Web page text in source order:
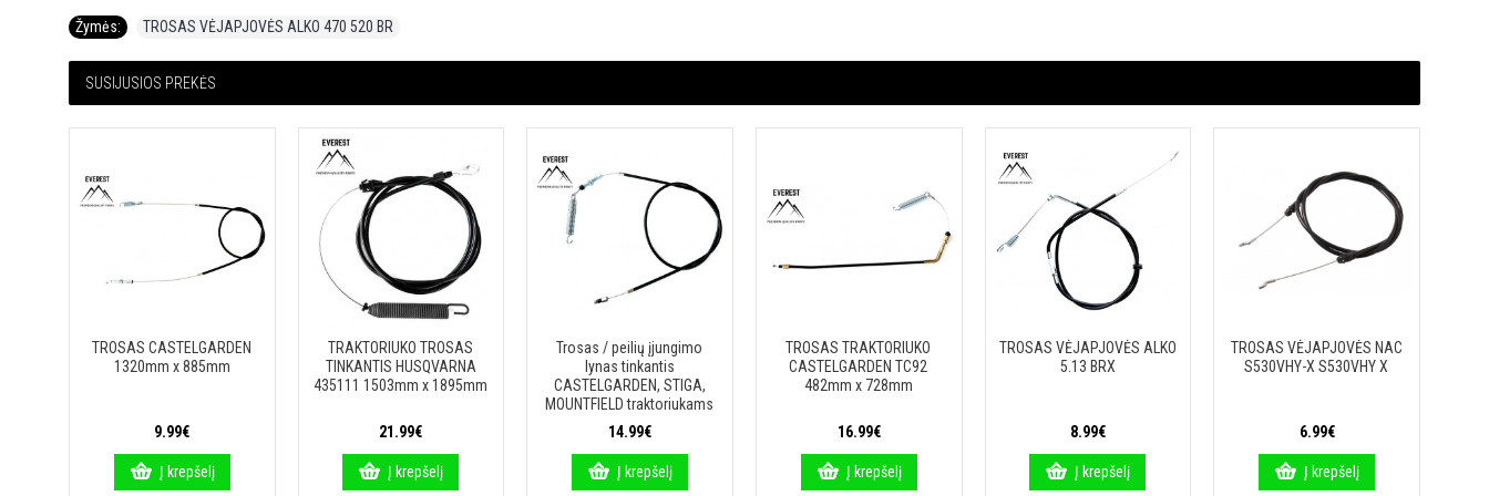
Žymės: TROSAS VĖJAPJOVĖS ALKO 470 520 BR
SUSIJUSIOS PREKĖS
TROSAS CASTELGARDEN
1320mm x 885mm
9.99€
Į krepšelį
TRAKTORIUKO TROSAS
TINKANTIS HUSQVARNA
435111 1503mm x 1895mm
21.99€
Į krepšelį
Trosas / peilių įjungimo
lynas tinkantis
CASTELGARDEN, STIGA,
MOUNTFIELD traktoriukams
14.99€
Į krepšelį
TROSAS TRAKTORIUKO
CASTELGARDEN TC92
482mm x 728mm
16.99€
Į krepšelį
TROSAS VĖJAPJOVĖS ALKO
5.13 BRX
8.99€
Į krepšelį
TROSAS VĖJAPJOVĖS NAC
S530VHY-X S530VHY X
6.99€
Į krepšelį